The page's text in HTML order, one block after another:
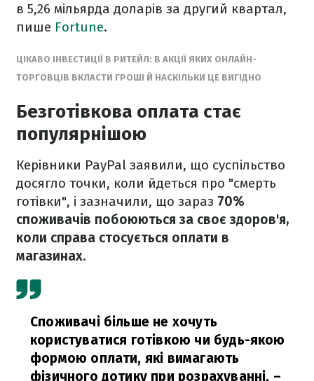
в 5,26 мільярда доларів за другий квартал,
пише Fortune.
ЦІКАВО ІНВЕСТИЦІЇ В РИТЕЙЛ: В АКЦІЇ ЯКИХ ОНЛАЙН-
ТОРГОВЦІВ ВКЛАСТИ ГРОШІ Й НАСКІЛЬКИ ЦЕ ВИГІДНО
Безготівкова оплата стає
популярнішою
Керівники PayPal заявили, що суспільство
досягло точки, коли йдеться про "смерть
готівки", і зазначили, що зараз 70%
споживачів побоюються за своє здоров'я,
коли справа стосується оплати в
магазинах.
Споживачі більше не хочуть
користуватися готівкою чи будь-якою
формою оплати, які вимагають
фізичного дотику при розрахуванні, –